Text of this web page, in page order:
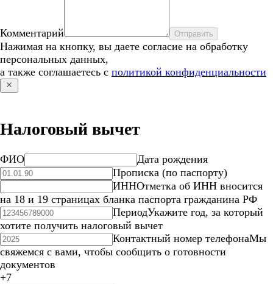
Комментарий Отправить
Нажимая на кнопку, вы даете согласие на обработку
персональных данных,
а также соглашаетесь с политикой конфиденциальности
Налоговый вычет
ФИО
Дата рождения
Прописка (по паспорту)
ИННОтметка об ИНН вносится
на 18 и 19 страницах бланка паспорта гражданина РФ
ПериодУкажите год, за который
хотите получить налоговый вычет
Контактный номер телефонаМы
свяжемся с вами, чтобы сообщить о готовности
документов
+7